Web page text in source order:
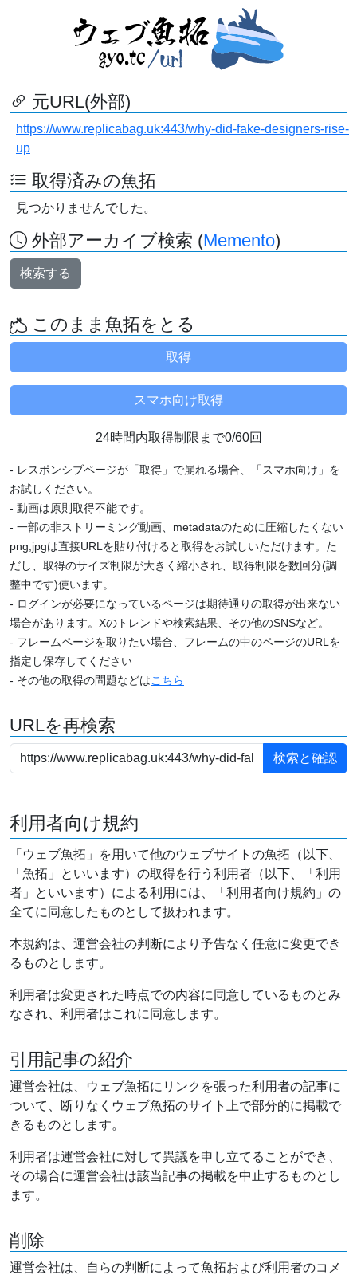
元URL(外部)
https://www.replicabag.uk:443/why-did-fake-designers-rise-
up
取得済みの魚拓
見つかりませんでした。
外部アーカイブ検索 (Memento)
検索する
このまま魚拓をとる
24時間内取得制限まで0/60回
- レスポンシブページが「取得」で崩れる場合、「スマホ向け」を
お試しください。
- 動画は原則取得不能です。
- 一部の非ストリーミング動画、metadataのために圧縮したくない
png,jpgは直接URLを貼り付けると取得をお試しいただけます。た
だし、取得のサイズ制限が大きく縮小され、取得制限を数回分(調
整中です)使います。
- ログインが必要になっているページは期待通りの取得が出来ない
場合があります。Xのトレンドや検索結果、その他のSNSなど。
- フレームページを取りたい場合、フレームの中のページのURLを
指定し保存してください
- その他の取得の問題などはこちら
URLを再検索
利用者向け規約
「ウェブ魚拓」を用いて他のウェブサイトの魚拓（以下、
「魚拓」といいます）の取得を行う利用者（以下、「利用
者」といいます）による利用には、「利用者向け規約」の
全てに同意したものとして扱われます。
本規約は、運営会社の判断により予告なく任意に変更でき
るものとします。
利用者は変更された時点での内容に同意しているものとみ
なされ、利用者はこれに同意します。
引用記事の紹介
運営会社は、ウェブ魚拓にリンクを張った利用者の記事に
ついて、断りなくウェブ魚拓のサイト上で部分的に掲載で
きるものとします。
利用者は運営会社に対して異議を申し立てることができ、
その場合に運営会社は該当記事の掲載を中止するものとし
ます。
削除
運営会社は、自らの判断によって魚拓および利用者のコメ